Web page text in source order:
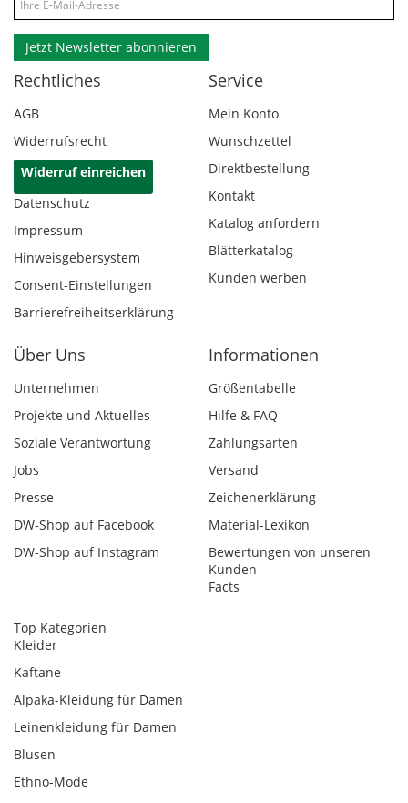
Jetzt Newsletter abonnieren
Rechtliches
AGB
Widerrufsrecht
Widerruf einreichen
Datenschutz
Impressum
Hinweisgebersystem
Consent-Einstellungen
Barrierefreiheitserklärung
Service
Mein Konto
Wunschzettel
Direktbestellung
Kontakt
Katalog anfordern
Blätterkatalog
Kunden werben
Über Uns
Unternehmen
Projekte und Aktuelles
Soziale Verantwortung
Jobs
Presse
DW-Shop auf Facebook
DW-Shop auf Instagram
Informationen
Größentabelle
Hilfe & FAQ
Zahlungsarten
Versand
Zeichenerklärung
Material-Lexikon
Bewertungen von unseren
Kunden
Facts
Top Kategorien
Kleider
Kaftane
Alpaka-Kleidung für Damen
Leinenkleidung für Damen
Blusen
Ethno-Mode